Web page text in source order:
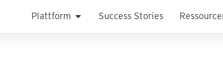
Plattform Success Stories